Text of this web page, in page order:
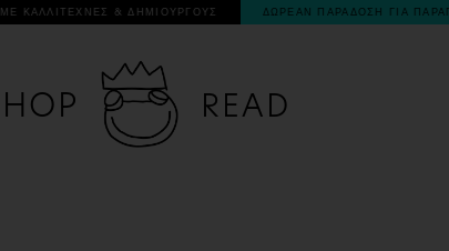
ΔΩΡΕΑΝ ΠΑΡΑΔΟΣΗ ΓΙΑ ΠΑΡΑΓΓΕΛΙΕΣ ΑΝΩ ΤΩΝ 60€
READ